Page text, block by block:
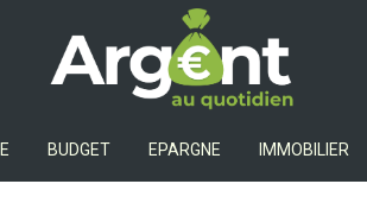
Au Quotidien
BUDGET EPARGNE IMMOBILIER